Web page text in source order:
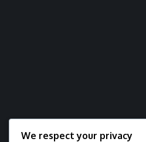
We respect your privacy